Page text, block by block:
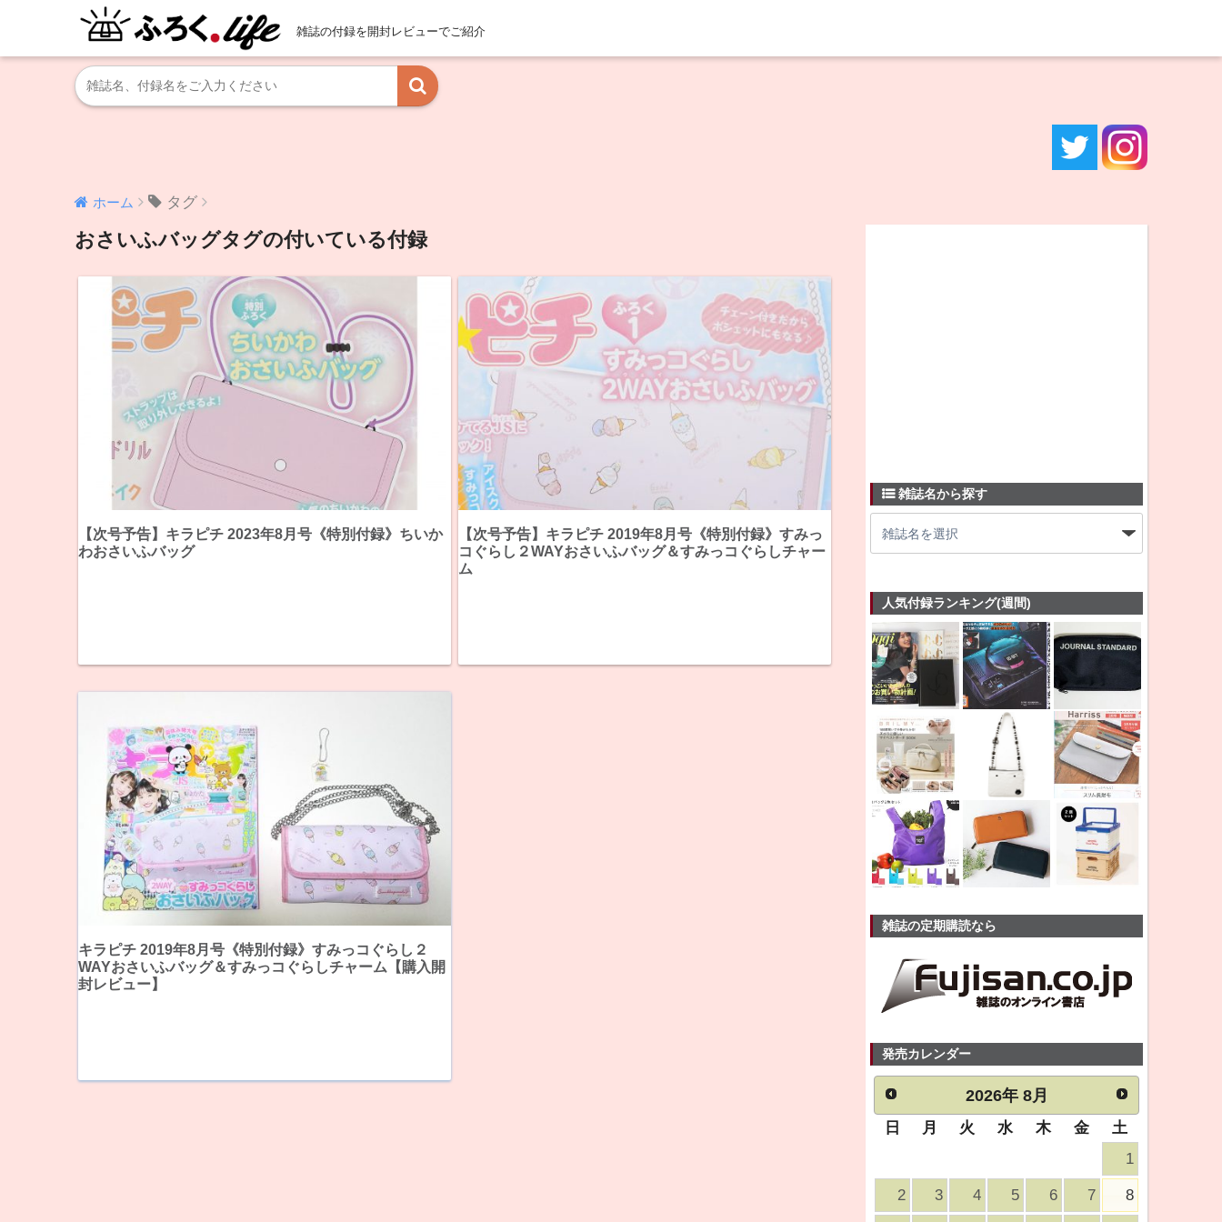
雑誌の付録を開封レビューでご紹介
ホーム タグ
おさいふバッグタグの付いている付録
【次号予告】キラピチ 2023年8月号《特別付録》ちいか
わおさいふバッグ
【次号予告】キラピチ 2019年8月号《特別付録》すみっ
コぐらし２WAYおさいふバッグ＆すみっコぐらしチャー
ム
キラピチ 2019年8月号《特別付録》すみっコぐらし２
WAYおさいふバッグ＆すみっコぐらしチャーム【購入開
封レビュー】
雑誌名から探す
人気付録ランキング(週間)
雑誌の定期購読なら
発売カレンダー
2026年 8月
日 月 火 水 木 金
土
1
2 3 4 5 6 7 8